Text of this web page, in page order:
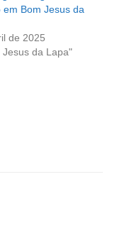
em Bom Jesus da
de 2025
Jesus da Lapa"